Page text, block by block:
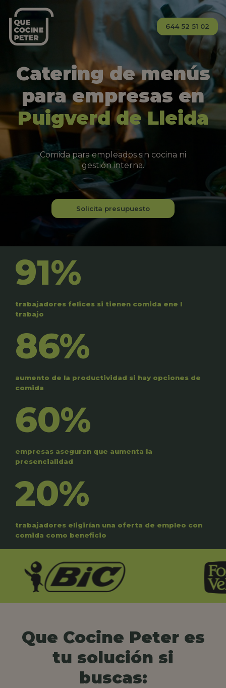
644 52 51 02
Catering de menús
para empresas en
Puigverd de Lleida
Comida para empleados sin cocina ni
gestión interna.
Solicita presupuesto
91%
trabajadores felices si tienen comida ene l
trabajo
86%
aumento de la productividad si hay opciones de
comida
60%
empresas aseguran que aumenta la
presencialidad
20%
trabajadores eligirían una oferta de empleo con
comida como beneficio
Que Cocine Peter es
tu solución si
buscas: